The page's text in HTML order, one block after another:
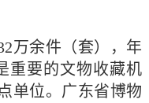
万余件（套），年
重要的文物收藏机
单位。广东省博物